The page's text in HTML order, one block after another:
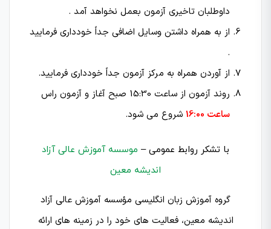
داوطلبان تاخیری آزمون بعمل نخواهد آمد .
از به همراه داشتن وسایل اضافی جداً خودداری فرمایید
.
از آوردن همراه به مركز آزمون جداً خودداری فرمایید.
روند آزمون از ساعت 15:30 صبح آغاز و آزمون راس
ساعت 16:00
شروع می شود.
با تشکر روابط عمومی – موسسه آموزش عالی آزاد
اندیشه معین
گروه آموزش زبان انگلیسی مؤسسه آموزش عالی آزاد
اندیشه معین، فعالیت‌ های خود را در زمینه‌ های ارائه